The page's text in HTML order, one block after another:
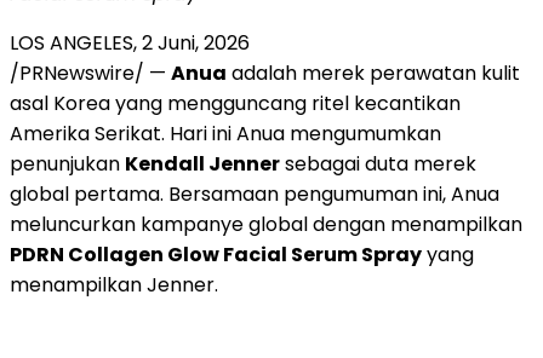
LOS ANGELES,2 Juni, 2026
/PRNewswire/ — Anua adalah merek perawatan kulit
asal Korea yang mengguncang ritel kecantikan
Amerika Serikat. Hari ini Anua mengumumkan
penunjukan Kendall Jennersebagai duta merek
global pertama. Bersamaan pengumuman ini, Anua
meluncurkan kampanye global dengan menampilkan
PDRN Collagen Glow Facial Serum Sprayyang
menampilkan Jenner.